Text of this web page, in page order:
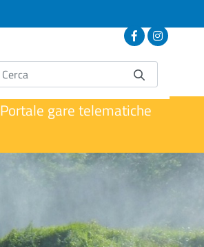
Portale gare telematiche